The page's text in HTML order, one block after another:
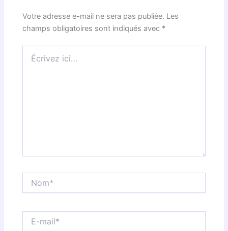
Votre adresse e-mail ne sera pas publiée. Les
champs obligatoires sont indiqués avec *
ici…
mail*